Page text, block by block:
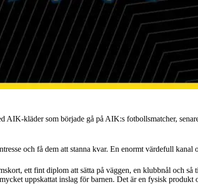
kläder som började gå på AIK:s fotbollsmatcher,
och få dem att stanna kvar. En enormt värdefull
ett fint diplom att sätta på väggen, en klubbnål och så
uppskattat inslag för barnen. Det är en fysisk produkt